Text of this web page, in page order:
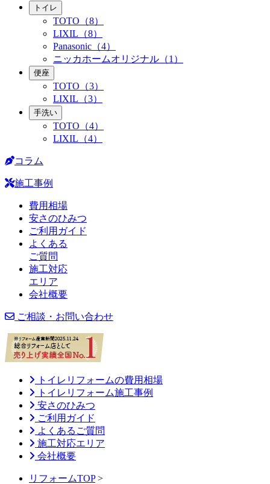
トイレ
TOTO（8）
LIXIL（8）
Panasonic（4）
ニッカホームオリジナル（1）
便座
TOTO（3）
LIXIL（3）
手洗い
TOTO（4）
LIXIL（4）
コラム
施工事例
費用相場
安さのひみつ
ご利用ガイド
よくある
ご質問
施工対応
エリア
会社概要
ご相談・お問い合わせ
トイレリフォームの費用相場
トイレリフォーム施工事例
安さのひみつ
ご利用ガイド
よくあるご質問
施工対応エリア
会社概要
リフォームTOP>